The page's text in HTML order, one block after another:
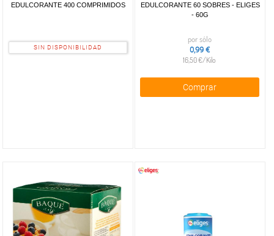
EDULCORANTE 400 COMPRIMIDOS
SIN DISPONIBILIDAD
EDULCORANTE 60 SOBRES - ELIGES
- 60G
por sólo
0,99 €
16,50 €/Kilo
Comprar